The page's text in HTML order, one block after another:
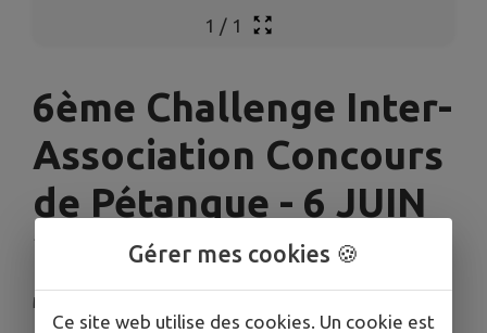
1 / 1
6ème Challenge Inter-
Association Concours
de Pétanque - 6 JUIN
2026
Montreux-Vieux
Gérer mes cookies 🍪
Ce site web utilise des cookies. Un cookie est